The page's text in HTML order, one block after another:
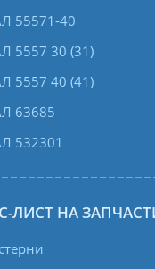
55571-40
5557 30 (31)
5557 40 (41)
63685
532301
ЛИСТ НА